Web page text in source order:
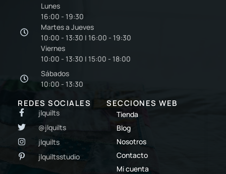
Lunes
16:00 - 19:30
Martes a Jueves
10:00 - 13:30 | 16:00 - 19:30
Viernes
10:00 - 13:30 | 15:00 - 18:00
Sábados
10:00 - 13:30
REDES SOCIALES
jlquilts
@jlquilts
jlquilts
jlquiltsstudio
SECCIONES WEB
Tienda
Blog
Nosotros
Contacto
Mi cuenta